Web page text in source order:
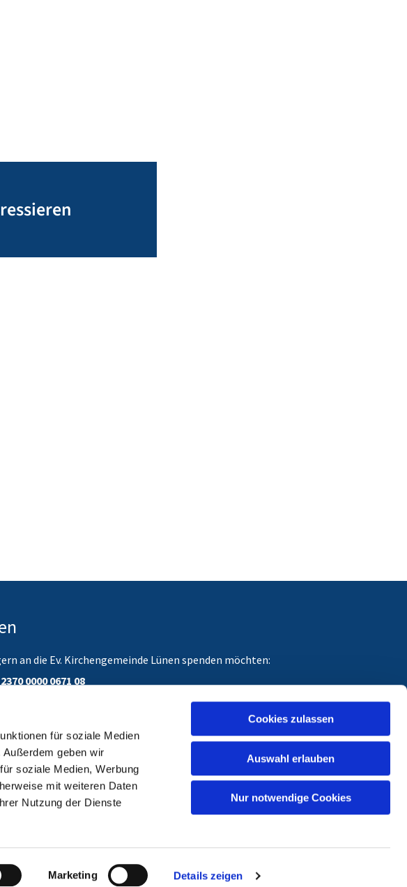
für soziale Medien
geben wir
soziale Medien, Werbung
mit weiteren Daten
Nutzung der Dienste
Marketing Details zeigen
Cookies zulassen
Auswahl erlauben
Nur notwendige Cookies
an die Ev. Kirchengemeinde Lünen spenden möchten:
0000 0671 08
einen Verwendungszweck angeben, für den Ihre Spende gedacht